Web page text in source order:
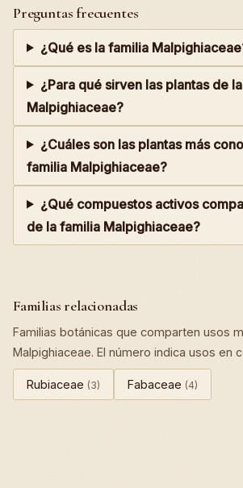
Preguntas frecuentes
¿Qué es la familia
¿Para qué sirven las plantas de
Malpighiaceae?
¿Cuáles son las plantas más
familia Malpighiaceae?
¿Qué compuestos activos
de la familia Malpighiaceae?
Familias relacionadas
Familias botánicas que comparten usos
Malpighiaceae. El número indica usos en
Rubiaceae (3) Fabaceae (4)